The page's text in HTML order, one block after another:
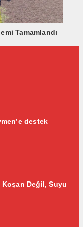
Tamamlandı
destek
Koşan Değil, Suyu